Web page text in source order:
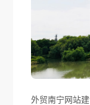
外贸南宁网站